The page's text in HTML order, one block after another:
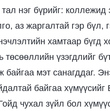
нэг бүрийг: коллежид
аз жаргалтай гэр бүл,
хамтаар бүгд
үзэгдлийг
мэт санагддаг.
байгаа
чухал зүйл бол